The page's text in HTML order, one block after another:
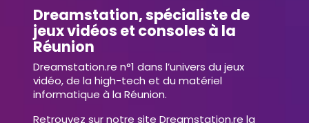
Dreamstation, spécialiste de
jeux vidéos et consoles à la
Réunion
Dreamstation.re n°1 dans l’univers du jeux
vidéo, de la high-tech et du matériel
informatique à la Réunion.
Retrouvez sur notre site Dreamstation.re la